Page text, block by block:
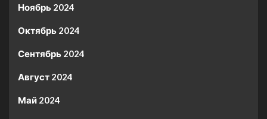
Ноябрь 2024
Октябрь 2024
Сентябрь 2024
Август 2024
Май 2024